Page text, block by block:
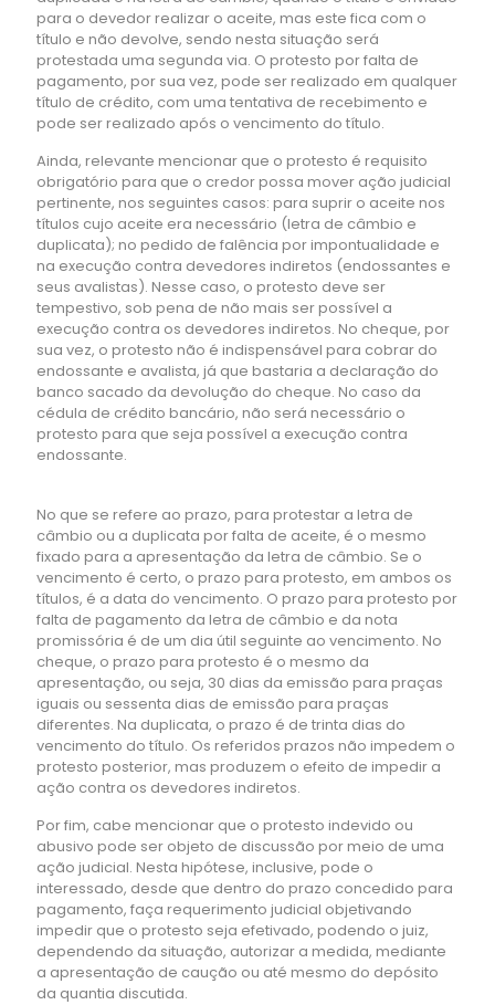
para o devedor realizar o aceite, mas este fica com o
título e não devolve, sendo nesta situação será
protestada uma segunda via. O protesto por falta de
pagamento, por sua vez, pode ser realizado em qualquer
título de crédito, com uma tentativa de recebimento e
pode ser realizado após o vencimento do título.
Ainda, relevante mencionar que o protesto é requisito
obrigatório para que o credor possa mover ação judicial
pertinente, nos seguintes casos: para suprir o aceite nos
títulos cujo aceite era necessário (letra de câmbio e
duplicata); no pedido de falência por impontualidade e
na execução contra devedores indiretos (endossantes e
seus avalistas). Nesse caso, o protesto deve ser
tempestivo, sob pena de não mais ser possível a
execução contra os devedores indiretos. No cheque, por
sua vez, o protesto não é indispensável para cobrar do
endossante e avalista, já que bastaria a declaração do
banco sacado da devolução do cheque. No caso da
cédula de crédito bancário, não será necessário o
protesto para que seja possível a execução contra
endossante.
No que se refere ao prazo, para protestar a letra de
câmbio ou a duplicata por falta de aceite, é o mesmo
fixado para a apresentação da letra de câmbio. Se o
vencimento é certo, o prazo para protesto, em ambos os
títulos, é a data do vencimento. O prazo para protesto por
falta de pagamento da letra de câmbio e da nota
promissória é de um dia útil seguinte ao vencimento. No
cheque, o prazo para protesto é o mesmo da
apresentação, ou seja, 30 dias da emissão para praças
iguais ou sessenta dias de emissão para praças
diferentes. Na duplicata, o prazo é de trinta dias do
vencimento do título. Os referidos prazos não impedem o
protesto posterior, mas produzem o efeito de impedir a
ação contra os devedores indiretos.
Por fim, cabe mencionar que o protesto indevido ou
abusivo pode ser objeto de discussão por meio de uma
ação judicial. Nesta hipótese, inclusive, pode o
interessado, desde que dentro do prazo concedido para
pagamento, faça requerimento judicial objetivando
impedir que o protesto seja efetivado, podendo o juiz,
dependendo da situação, autorizar a medida, mediante
a apresentação de caução ou até mesmo do depósito
da quantia discutida.